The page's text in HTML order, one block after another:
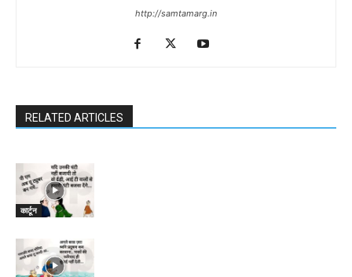
http://samtamarg.in
RELATED ARTICLES
कार्टून